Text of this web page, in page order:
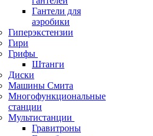
Гантели для
аэробики
Гиперэкстензии
Гири
Грифы
Штанги
Диски
Машины Смита
Многофункциональные
станции
Мультистанции
Гравитроны